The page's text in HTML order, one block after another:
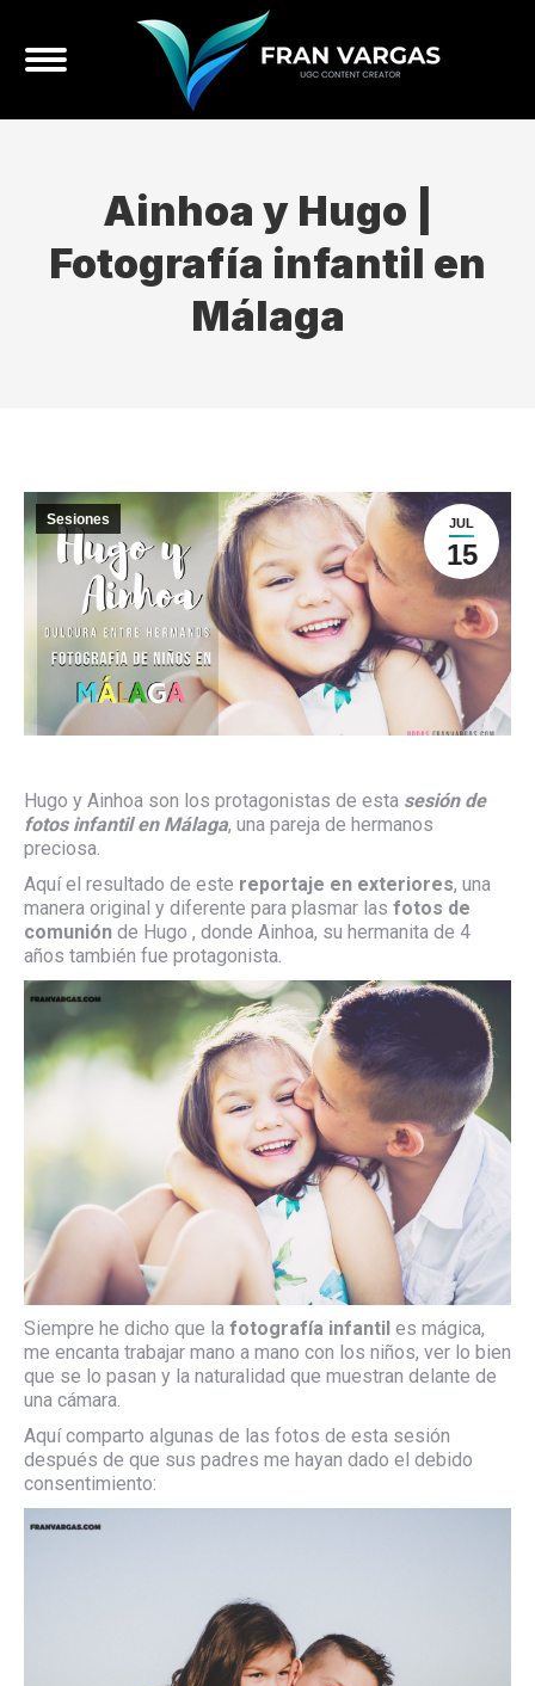
Ainhoa y Hugo |
Fotografía infantil en
Málaga
JUL
15
Sesiones
Hugo y Ainhoa son los protagonistas de esta sesión de
fotos infantil en Málaga, una pareja de hermanos
preciosa.
Aquí el resultado de este reportaje en exteriores, una
manera original y diferente para plasmar las fotos de
comunión de Hugo , donde Ainhoa, su hermanita de 4
años también fue protagonista.
Siempre he dicho que la fotografía infantil es mágica,
me encanta trabajar mano a mano con los niños, ver lo bien
que se lo pasan y la naturalidad que muestran delante de
una cámara.
Aquí comparto algunas de las fotos de esta sesión
después de que sus padres me hayan dado el debido
consentimiento: